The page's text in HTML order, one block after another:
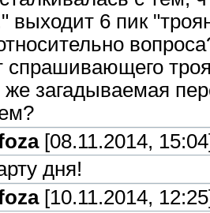
выходит 6 пик
спрашивающего
загадываемая
[08.11.2014,
дня!
[10.11.2014,